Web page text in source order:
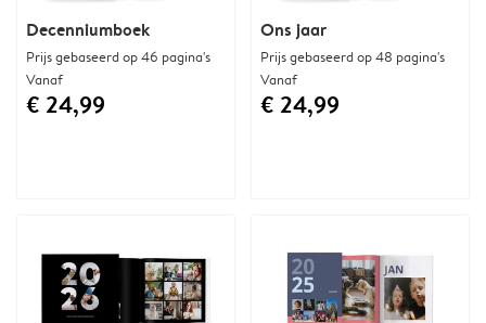
Decenniumboek
Prijs gebaseerd op 46 pagina's
Vanaf
€ 24,99
Ons jaar
Prijs gebaseerd op 48 pagina's
Vanaf
€ 24,99